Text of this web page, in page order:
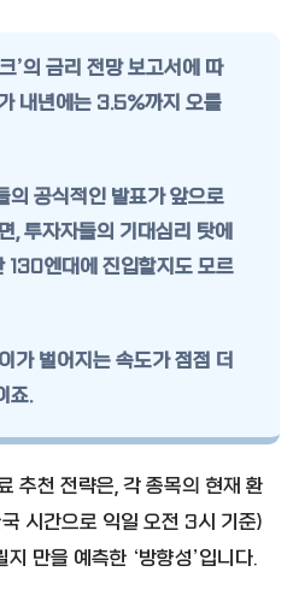
’의 금리 전망 보고서에 따
내년에는 3.5%까지 오를
의 공식적인 발표가 앞으로
, 투자자들의 기대심리 탓에
130엔대에 진입할지도 모르
가 벌어지는 속도가 점점 더
죠.
추천 전략은, 각 종목의 현재 환
시간으로 익일 오전 3시 기준)
만을 예측한 ‘방향성’입니다.